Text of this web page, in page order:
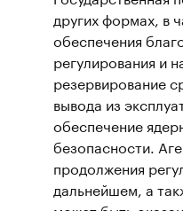
других формах, в
обеспечения
регулирования и
резервирование
вывода из
обеспечение
безопасности.
продолжения
дальнейшем, а